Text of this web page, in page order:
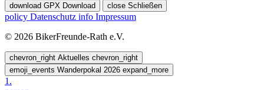
download GPX Download close Schließen
policy Datenschutz info Impressum
© 2026 BikerFreunde-Rath e.V.
chevron_right Aktuelles chevron_right
emoji_events Wanderpokal 2026 expand_more
1.